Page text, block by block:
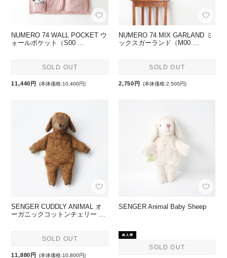
NUMERO 74 WALL POCKET ウ
ォールポケット（S00 …
SOLD OUT
11,440円 (本体価格:10,400円)
NUMERO 74 MIX GARLAND ミ
ックスガーランド（M00 …
SOLD OUT
2,750円 (本体価格:2,500円)
SENGER CUDDLY ANIMAL オ
ーガニックコットンチェリー …
SOLD OUT
11,880円 (本体価格:10,800円)
SENGER Animal Baby Sheep
SOLD OUT